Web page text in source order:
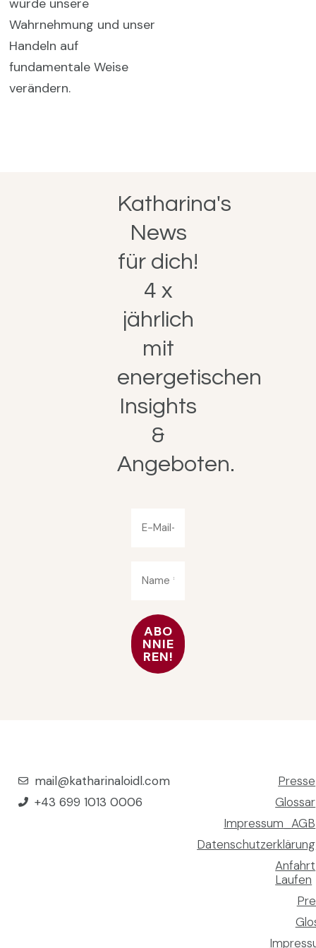
würde unsere
Wahrnehmung und unser
Handeln auf
fundamentale Weise
verändern.
Katharina's
News
für dich!
4 x
jährlich
mit
energetischen
Insights
&
Angeboten.
mail@katharinaloidl.com
+43 699 1013 0006
Presse
Glossar
Impressum_AGB
Datenschutzerklärung
Anfahrt
Laufen